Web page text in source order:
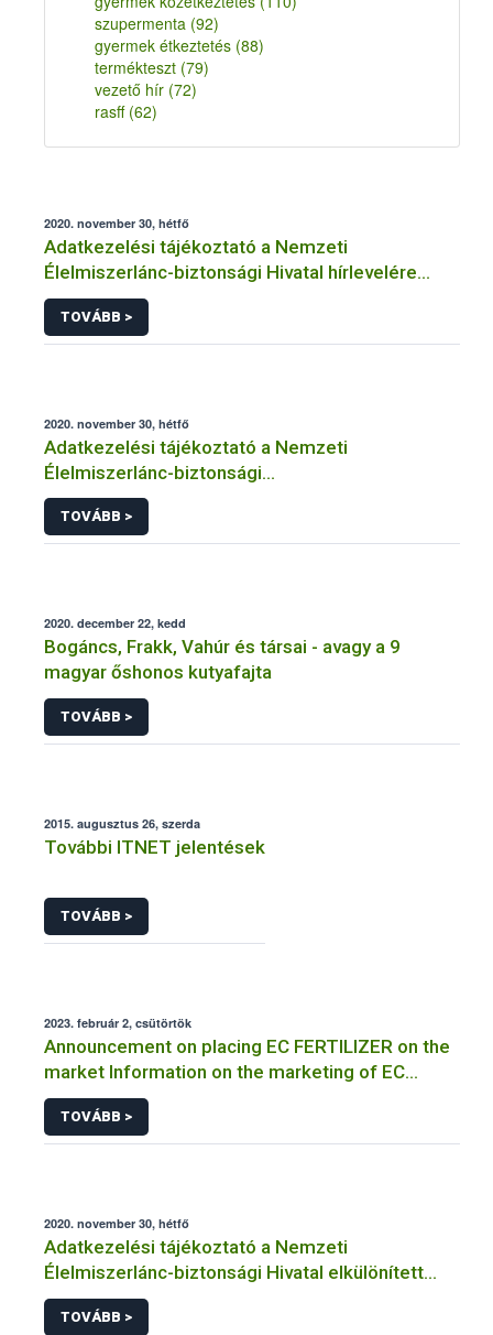
szupermenta (92)
gyermek étkeztetés (88)
termékteszt (79)
vezető hír (72)
rasff (62)
2020. november 30, hétfő
Adatkezelési tájékoztató a Nemzeti
Élelmiszerlánc-biztonsági Hivatal hírlevelére
történő regisztrációhoz kapcsolódó
adatkezelések vonatkozásában
TOVÁBB >
2020. november 30, hétfő
Adatkezelési tájékoztató a Nemzeti
Élelmiszerlánc-biztonsági
Hivatal tevékenységéhez kötődő érintetti jogok
gyakorlásával összefüggő adatkezeléseihez
TOVÁBB >
2020. december 22, kedd
Bogáncs, Frakk, Vahúr és társai - avagy a 9
magyar őshonos kutyafajta
TOVÁBB >
2015. augusztus 26, szerda
További ITNET jelentések
TOVÁBB >
2023. február 2, csütörtök
Announcement on placing EC FERTILIZER on the
market Information on the marketing of EC
FERTILIZER and the application for a certificate
TOVÁBB >
2020. november 30, hétfő
Adatkezelési tájékoztató a Nemzeti
Élelmiszerlánc-biztonsági Hivatal elkülönített
visszaélés-bejelentési rendszerhez kapcsolódó
adatkezeléséhez
TOVÁBB >